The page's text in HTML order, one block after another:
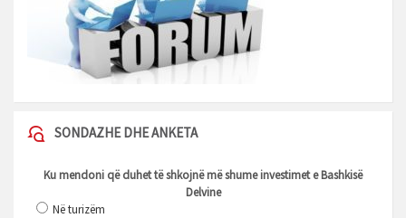
SONDAZHE DHE ANKETA
Ku mendoni që duhet të shkojnë më shume investimet e Bashkisë
Delvine
Në turizëm